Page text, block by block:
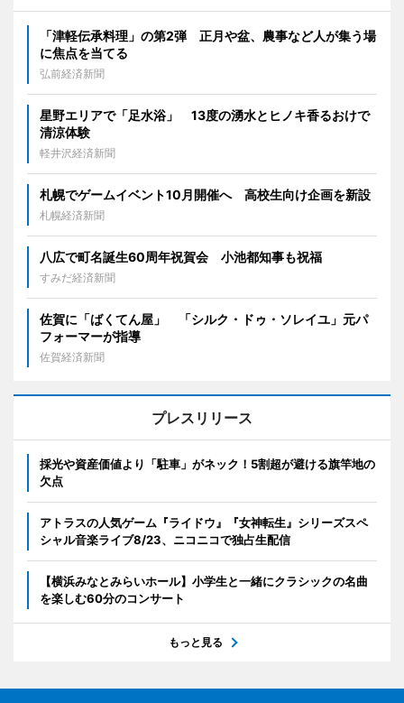
「津軽伝承料理」の第2弾 正月や盆、農事など人が集う場
に焦点を当てる
弘前経済新聞
星野エリアで「足水浴」 13度の湧水とヒノキ香るおけで
清涼体験
軽井沢経済新聞
札幌でゲームイベント10月開催へ 高校生向け企画を新設
札幌経済新聞
八広で町名誕生60周年祝賀会 小池都知事も祝福
すみだ経済新聞
佐賀に「ばくてん屋」 「シルク・ドゥ・ソレイユ」元パ
フォーマーが指導
佐賀経済新聞
プレスリリース
採光や資産価値より「駐車」がネック！5割超が避ける旗竿地の
欠点
アトラスの人気ゲーム『ライドウ』『女神転生』シリーズスペ
シャル音楽ライブ8/23、ニコニコで独占生配信
【横浜みなとみらいホール】小学生と一緒にクラシックの名曲
を楽しむ60分のコンサート
もっと見る